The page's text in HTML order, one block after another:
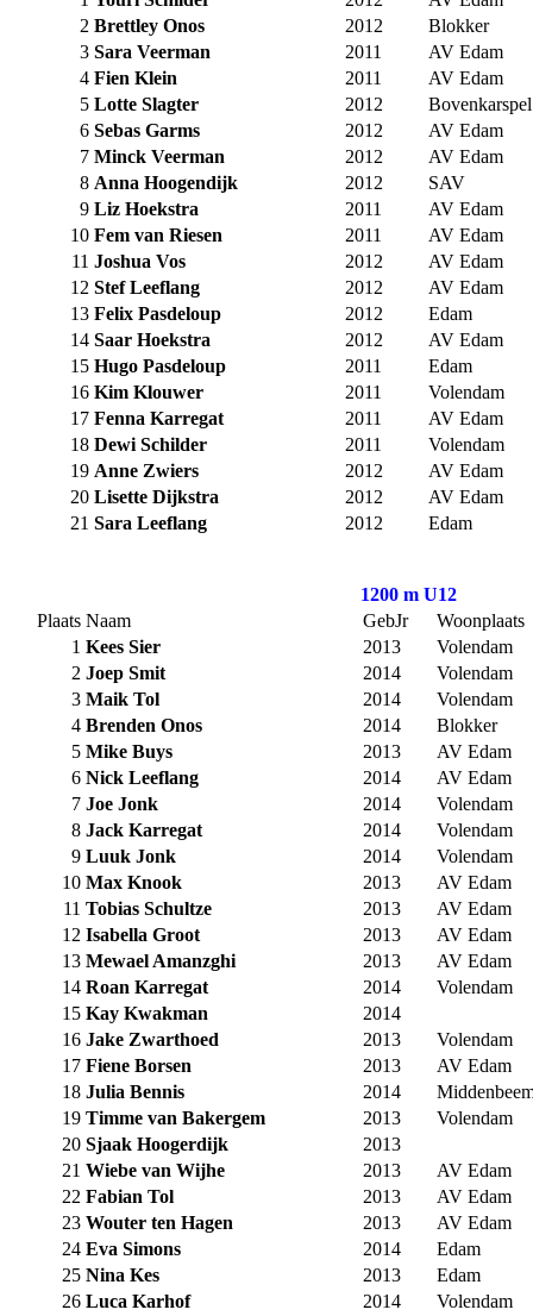
2 Brettley Onos 2012
Blokker
3 Sara Veerman 2011
AV Edam
4 Fien Klein 2011
AV Edam
5 Lotte Slagter 2012
Bovenkarspel
6 Sebas Garms 2012
AV Edam
7 Minck Veerman 2012
AV Edam
8 Anna Hoogendijk 2012
SAV
9 Liz Hoekstra 2011
AV Edam
10 Fem van Riesen 2011
AV Edam
11 Joshua Vos 2012
AV Edam
12 Stef Leeflang 2012
AV Edam
13 Felix Pasdeloup 2012
Edam
14 Saar Hoekstra 2012
AV Edam
15 Hugo Pasdeloup 2011
Edam
16 Kim Klouwer 2011
Volendam
17 Fenna Karregat 2011
AV Edam
18 Dewi Schilder 2011
Volendam
19 Anne Zwiers 2012
AV Edam
20 Lisette Dijkstra 2012
AV Edam
21 Sara Leeflang 2012 Edam
1200 m U12
Plaats Naam GebJr
Woonplaats
1 Kees Sier 2013
Volendam
2 Joep Smit 2014
Volendam
3 Maik Tol 2014
Volendam
4 Brenden Onos 2014
Blokker
5 Mike Buys 2013
AV Edam
6 Nick Leeflang 2014
AV Edam
7 Joe Jonk 2014
Volendam
8 Jack Karregat 2014
Volendam
9 Luuk Jonk 2014
Volendam
10 Max Knook 2013
AV Edam
11 Tobias Schultze 2013
AV Edam
12 Isabella Groot 2013
AV Edam
13 Mewael Amanzghi 2013
AV Edam
14 Roan Karregat 2014
Volendam
15 Kay Kwakman
2014
16 Jake Zwarthoed 2013
Volendam
17 Fiene Borsen 2013
AV Edam
18 Julia Bennis 2014
19 Timme van Bakergem 2013
Volendam
20 Sjaak Hoogerdijk
2013
21 Wiebe van Wijhe 2013
AV Edam
22 Fabian Tol 2013
AV Edam
23 Wouter ten Hagen 2013
AV Edam
24 Eva Simons 2014
Edam
25 Nina Kes 2013
Edam
26 Luca Karhof 2014
Volendam